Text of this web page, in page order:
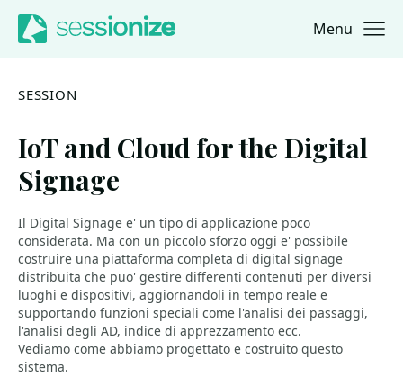
Jump to navigation
Jump to content Menu
SESSION
IoT and Cloud for the Digital
Signage
Il Digital Signage e' un tipo di applicazione poco
considerata. Ma con un piccolo sforzo oggi e' possibile
costruire una piattaforma completa di digital signage
distribuita che puo' gestire differenti contenuti per diversi
luoghi e dispositivi, aggiornandoli in tempo reale e
supportando funzioni speciali come l'analisi dei passaggi,
l'analisi degli AD, indice di apprezzamento ecc.
Vediamo come abbiamo progettato e costruito questo
sistema.